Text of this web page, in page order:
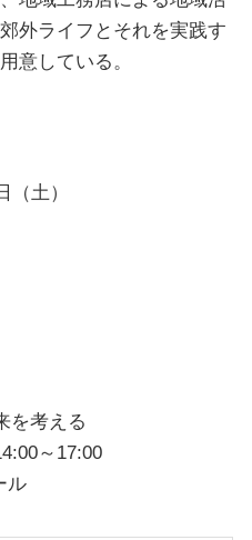
外ライフとそれを実践す
意している。
土）
を考える
～17:00
ル